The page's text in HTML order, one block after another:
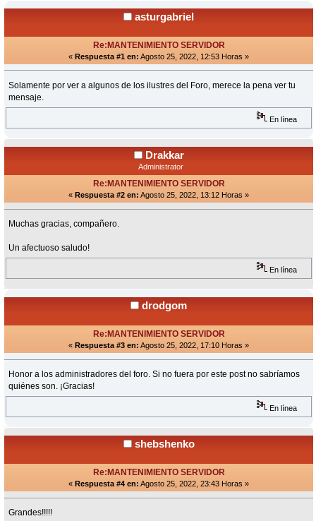
asturgabriel
Re:MANTENIMIENTO SERVIDOR
« Respuesta #1 en: Agosto 25, 2022, 12:53 Horas »
Solamente por ver a algunos de los ilustres del Foro, merece la pena ver tu
mensaje.
En línea
Drakkar
Administrator
Re:MANTENIMIENTO SERVIDOR
« Respuesta #2 en: Agosto 25, 2022, 13:12 Horas »
Muchas gracias, compañero.
Un afectuoso saludo!
En línea
drodgom
Re:MANTENIMIENTO SERVIDOR
« Respuesta #3 en: Agosto 25, 2022, 17:10 Horas »
Honor a los administradores del foro. Si no fuera por este post no sabríamos
quiénes son. ¡Gracias!
En línea
shebshenko
Re:MANTENIMIENTO SERVIDOR
« Respuesta #4 en: Agosto 25, 2022, 23:43 Horas »
Grandes!!!!!